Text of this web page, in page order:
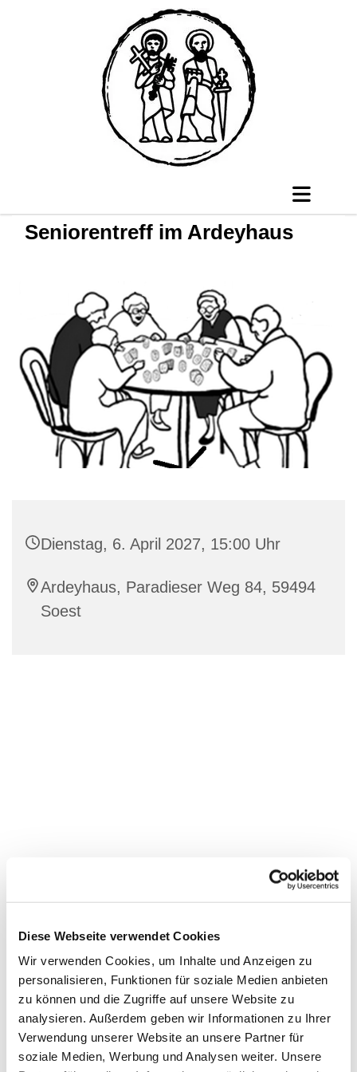
Diese Webseite verwendet Cookies
Wir verwenden Cookies, um Inhalte und Anzeigen zu
personalisieren, Funktionen für soziale Medien anbieten
zu können und die Zugriffe auf unsere Website zu
analysieren. Außerdem geben wir Informationen zu Ihrer
Verwendung unserer Website an unsere Partner für
soziale Medien, Werbung und Analysen weiter. Unsere
Seniorentreff im Ardeyhaus
Dienstag, 6. April 2027, 15:00 Uhr
Ardeyhaus, Paradieser Weg 84, 59494
Soest
Dies könnte Sie auch
interessieren